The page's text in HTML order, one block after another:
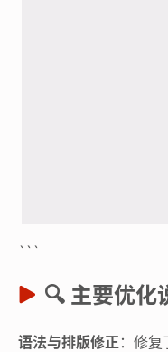
```
🔍 主要优化
语法与排版修正 ：修复